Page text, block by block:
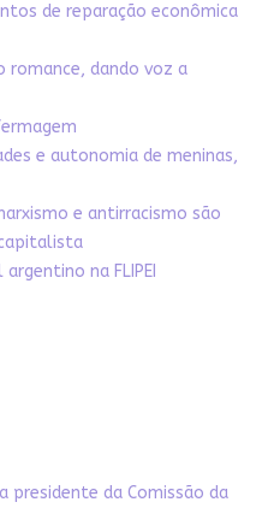
de reparação econômica
romance, dando voz a
e autonomia de meninas,
e antirracismo são
na FLIPEI
presidente da Comissão da